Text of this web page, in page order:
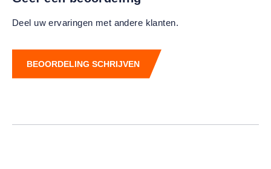
Deel uw ervaringen met andere klanten.
BEOORDELING SCHRIJVEN